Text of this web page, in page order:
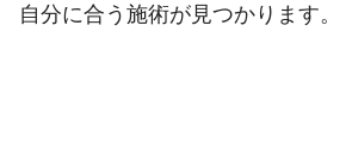
自分に合う施術が見つかります。